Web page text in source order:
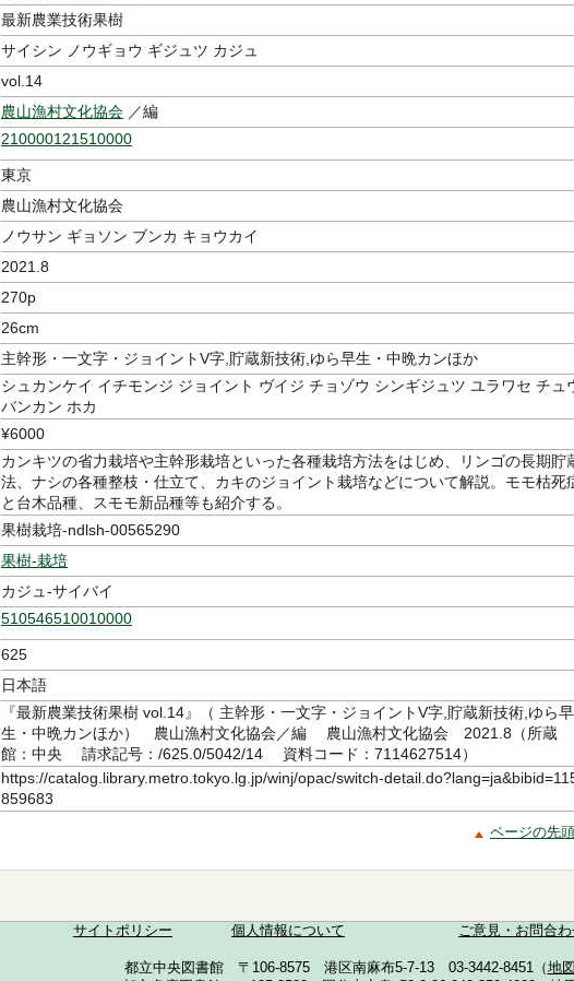
最新農業技術果樹
サイシン ノウギョウ ギジュツ カジュ
vol.14
農山漁村文化協会 ／編
210000121510000
東京
農山漁村文化協会
ノウサン ギョソン ブンカ キョウカイ
2021.8
270p
26cm
主幹形・一文字・ジョイントV字,貯蔵新技術,ゆら早生・中晩カンほか
シュカンケイ イチモンジ ジョイント ヴイジ チョゾウ シンギジュツ ユラワセ チュ
バンカン ホカ
¥6000
カンキツの省力栽培や主幹形栽培といった各種栽培方法をはじめ、リンゴの長期貯
法、ナシの各種整枝・仕立て、カキのジョイント栽培などについて解説。モモ枯死
と台木品種、スモモ新品種等も紹介する。
果樹栽培-ndlsh-00565290
果樹-栽培
カジュ-サイバイ
510546510010000
625
日本語
『最新農業技術果樹 vol.14』（ 主幹形・一文字・ジョイントV字,貯蔵新技術,ゆら早
生・中晩カンほか） 農山漁村文化協会／編 農山漁村文化協会 2021.8（所蔵
館：中央 請求記号：/625.0/5042/14 資料コード：7114627514）
https://catalog.library.metro.tokyo.lg.jp/winj/opac/switch-
859683
ページの先
サイトポリシー 個人情報について ご意見・お問合
都立中央図書館 〒106-8575 港区南麻布5-7-13 03-3442-8451（地